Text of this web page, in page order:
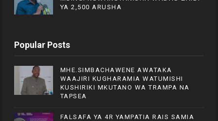
YA 2,500 ARUSHA
Popular Posts
MHE.SIMBACHAWENE AWATAKA
WAAJIRI KUGHARAMIA WATUMISHI
KUSHIRIKI MKUTANO WA TRAMPA NA
TAPSEA
FALSAFA YA 4R YAMPATIA RAIS SAMIA